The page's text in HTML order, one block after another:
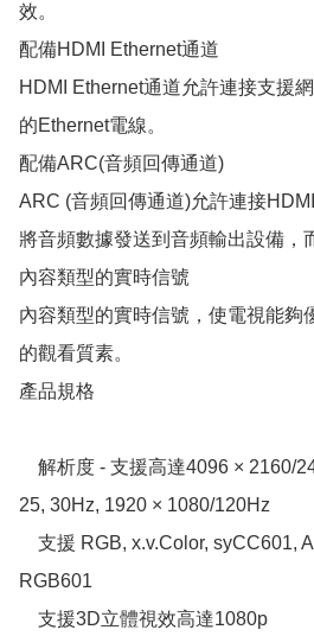
效。
配備HDMI Ethernet通道
HDMI Ethernet通道允許連接支援
的Ethernet電線。
配備ARC(音頻回傳通道)
ARC (音頻回傳通道)允許連接
將音頻數據發送到音頻輸出設備，
內容類型的實時信號
內容類型的實時信號，使電視能夠
的觀看質素。
產品規格
25, 30Hz, 1920 × 1080/120Hz
RGB601